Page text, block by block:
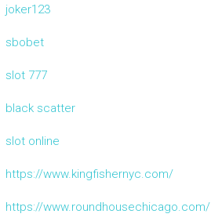
joker123
sbobet
slot 777
black scatter
slot online
https://www.kingfishernyc.com/
https://www.roundhousechicago.com/